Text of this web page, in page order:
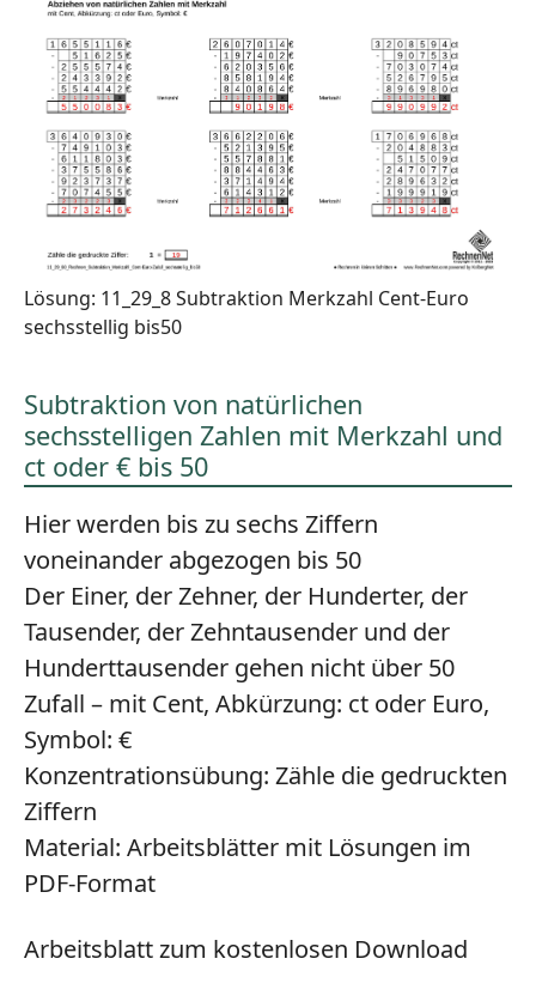
Lösung: 11_29_8 Subtraktion Merkzahl Cent-Euro
sechsstellig bis50
Subtraktion von natürlichen
sechsstelligen Zahlen mit Merkzahl und
ct oder € bis 50
Hier werden bis zu sechs Ziffern
voneinander abgezogen bis 50
Der Einer, der Zehner, der Hunderter, der
Tausender, der Zehntausender und der
Hunderttausender gehen nicht über 50
Zufall – mit Cent, Abkürzung: ct oder Euro,
Symbol: €
Konzentrationsübung: Zähle die gedruckten
Ziffern
Material: Arbeitsblätter mit Lösungen im
PDF-Format
Arbeitsblatt zum kostenlosen Download